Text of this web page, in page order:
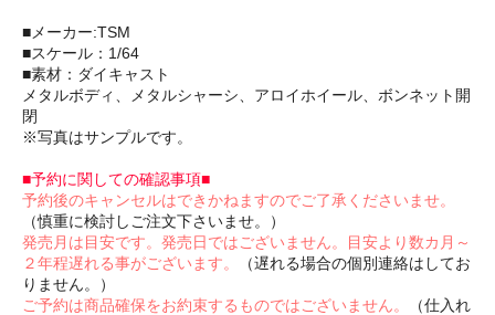
■メーカー:TSM
■スケール：1/64
■素材：ダイキャスト
メタルボディ、メタルシャーシ、アロイホイール、ボンネット開
閉
※写真はサンプルです。
■予約に関しての確認事項■
予約後のキャンセルはできかねますのでご了承くださいませ。
（慎重に検討しご注文下さいませ。）
発売月は目安です。発売日ではございません。目安より数カ月～
２年程遅れる事がございます。
（遅れる場合の個別連絡はしてお
りません。）
ご予約は商品確保をお約束するものではございません。
（仕入れ